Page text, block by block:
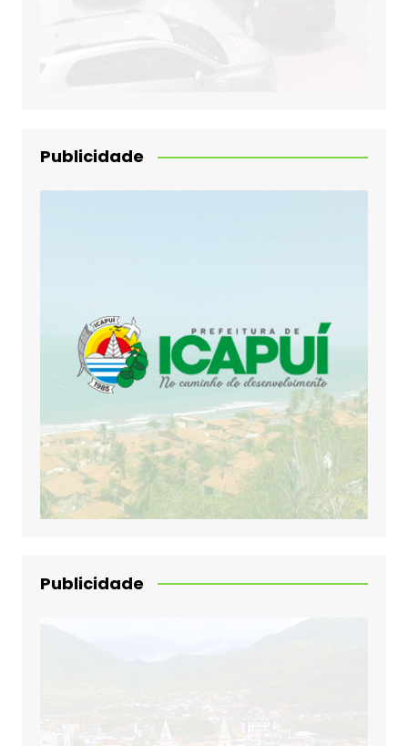
Publicidade
Publicidade